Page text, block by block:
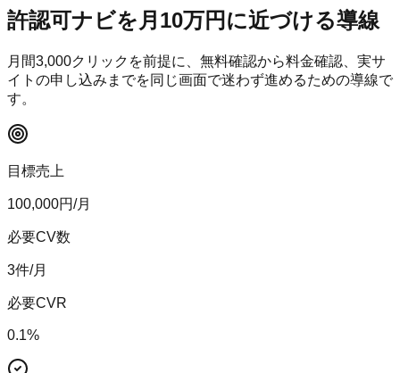
許認可ナビを月10万円に近づける導線
月間3,000クリックを前提に、無料確認から料金確認、実サ
イトの申し込みまでを同じ画面で迷わず進めるための導線で
す。
目標売上
100,000円/月
必要CV数
3件/月
必要CVR
0.1%